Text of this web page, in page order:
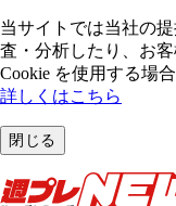
当サイトでは当社の
査・分析したり、お
Cookie を使⽤する場
詳しくはこちら
閉じる